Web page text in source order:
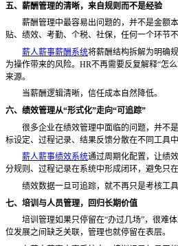
五、薪酬管理的清晰，来自规则而不是经验
薪酬管理中最容易出问题的，并不是金额本
贴、绩效、考勤、个税、社保，任何一个环节
薪人薪事薪酬系统将薪酬结构拆解为明确
为操作带来的风险。 HR不再需要反复解释“怎
来源。
当薪酬逻辑清晰，信任成本自然降低。
六、绩效管理从“形式化”走向“可追踪”
很多企业在绩效管理中面临的问题，并不是
标设定、过程记录、结果反馈分散在不同工具
薪人薪事绩效系统通过周期化配置，让绩
分规则、过程记录在系统中形成闭环，避免只
绩效数据一旦可追踪，就不再只是考核工具
七、培训与人员管理，回归长期价值
培训管理如果只停留在“办过几场”，很难
位发展之间缺乏关联，管理也就停留在表层。